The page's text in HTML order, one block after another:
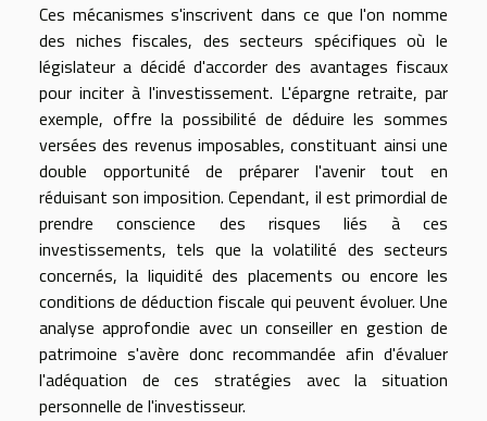
Ces mécanismes s'inscrivent dans ce que l'on nomme
des niches fiscales, des secteurs spécifiques où le
législateur a décidé d'accorder des avantages fiscaux
pour inciter à l'investissement. L'épargne retraite, par
exemple, offre la possibilité de déduire les sommes
versées des revenus imposables, constituant ainsi une
double opportunité de préparer l'avenir tout en
réduisant son imposition. Cependant, il est primordial de
prendre conscience des risques liés à ces
investissements, tels que la volatilité des secteurs
concernés, la liquidité des placements ou encore les
conditions de déduction fiscale qui peuvent évoluer. Une
analyse approfondie avec un conseiller en gestion de
patrimoine s'avère donc recommandée afin d'évaluer
l'adéquation de ces stratégies avec la situation
personnelle de l'investisseur.